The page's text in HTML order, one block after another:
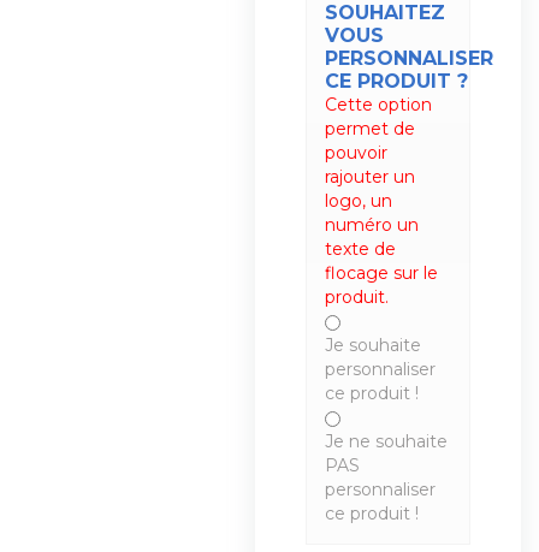
SOUHAITEZ
VOUS
PERSONNALISER
CE PRODUIT ?
Cette option
permet de
pouvoir
rajouter un
logo, un
numéro un
texte de
flocage sur le
produit.
Je souhaite
personnaliser
ce produit !
Je ne souhaite
PAS
personnaliser
ce produit !